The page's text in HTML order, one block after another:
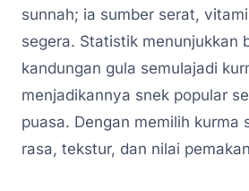
sunnah; ia sumber serat,
segera. Statistik menunjukkan
kandungan gula semulajadi
menjadikannya snek popular
puasa. Dengan memilih kurma
rasa, tekstur, dan nilai